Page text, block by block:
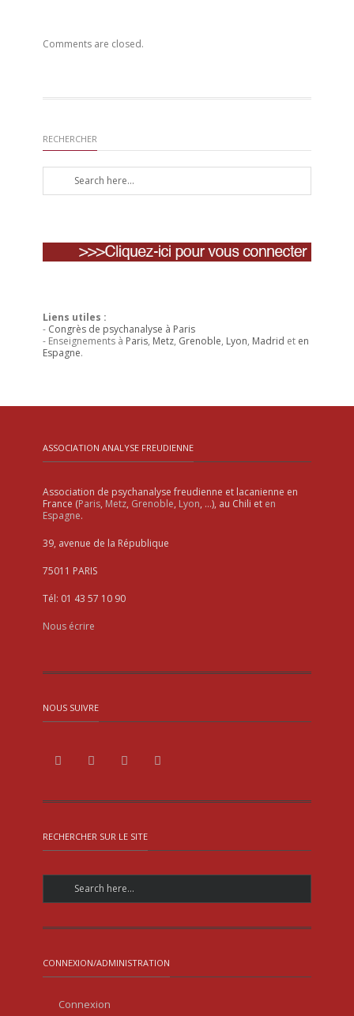
Comments are closed.
RECHERCHER
Liens utiles :
- Congrès de psychanalyse à Paris
- Enseignements à Paris, Metz, Grenoble, Lyon, Madrid et en
Espagne.
ASSOCIATION ANALYSE FREUDIENNE
Association de psychanalyse freudienne et lacanienne en
France (Paris, Metz, Grenoble, Lyon, …), au Chili et en
Espagne.
39, avenue de la République
75011 PARIS
Tél: 01 43 57 10 90
Nous écrire
NOUS SUIVRE
RECHERCHER SUR LE SITE
CONNEXION/ADMINISTRATION
Connexion